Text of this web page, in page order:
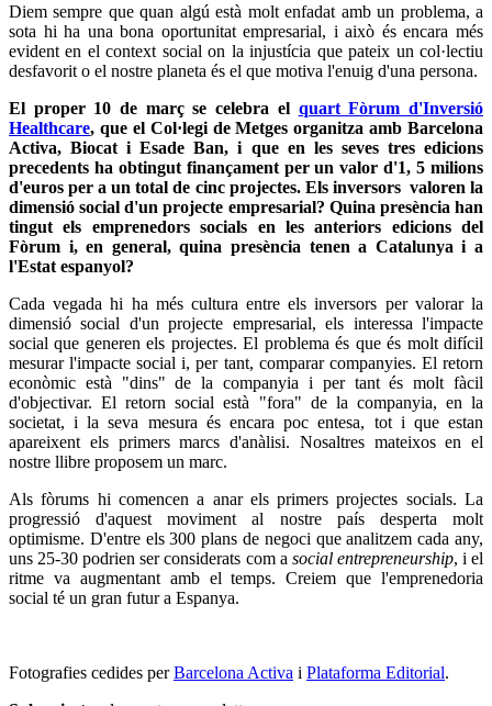
Diem sempre que quan algú està molt enfadat amb un problema, a
sota hi ha una bona oportunitat empresarial, i això és encara més
evident en el context social on la injustícia que pateix un col·lectiu
desfavorit o el nostre planeta és el que motiva l'enuig d'una persona.
El proper 10 de març se celebra el quart Fòrum d'Inversió
Healthcare, que el Col·legi de Metges organitza amb Barcelona
Activa, Biocat i Esade Ban, i que en les seves tres edicions
precedents ha obtingut finançament per un valor d'1, 5 milions
d'euros per a un total de cinc projectes. Els inversors valoren la
dimensió social d'un projecte empresarial? Quina presència han
tingut els emprenedors socials en les anteriors edicions del
Fòrum i, en general, quina presència tenen a Catalunya i a
l'Estat espanyol?
Cada vegada hi ha més cultura entre els inversors per valorar la
dimensió social d'un projecte empresarial, els interessa l'impacte
social que generen els projectes. El problema és que és molt difícil
mesurar l'impacte social i, per tant, comparar companyies. El retorn
econòmic està "dins" de la companyia i per tant és molt fàcil
d'objectivar. El retorn social està "fora" de la companyia, en la
societat, i la seva mesura és encara poc entesa, tot i que estan
apareixent els primers marcs d'anàlisi. Nosaltres mateixos en el
nostre llibre proposem un marc.
Als fòrums hi comencen a anar els primers projectes socials. La
progressió d'aquest moviment al nostre país desperta molt
optimisme. D'entre els 300 plans de negoci que analitzem cada any,
uns 25-30 podrien ser considerats com a social entrepreneurship, i el
ritme va augmentant amb el temps. Creiem que l'emprenedoria
social té un gran futur a Espanya.
Fotografies cedides perBarcelona Activa i Plataforma Editorial.